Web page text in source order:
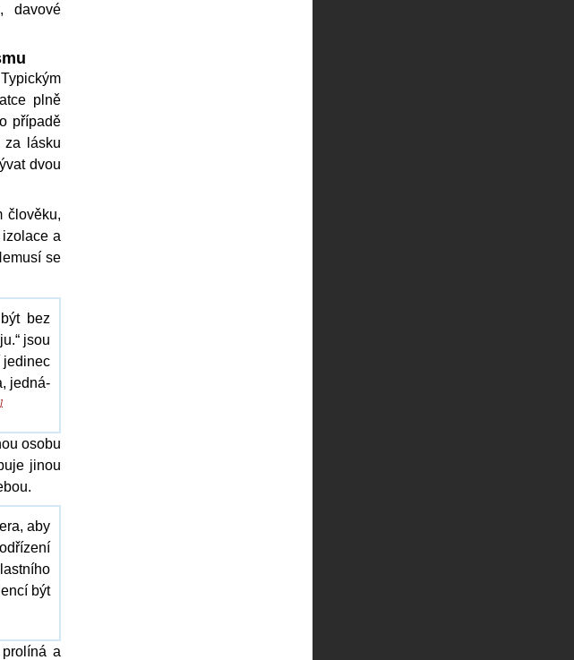
davové
plně
případě
za lásku
dvou
člověku,
a
se
bez
jsou
jedinec
jedná-
osobu
jinou
aby
být
a